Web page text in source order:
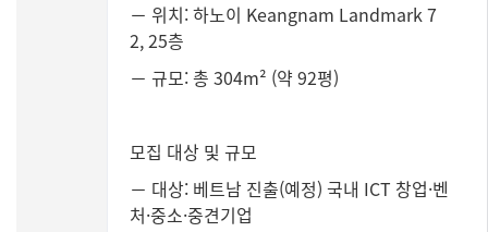
－ 위치: 하노이 Keangnam Landmark 7
2, 25층
－ 규모: 총 304m² (약 92평)
모집 대상 및 규모
－ 대상: 베트남 진출(예정) 국내 ICT 창업·벤
처·중소·중견기업